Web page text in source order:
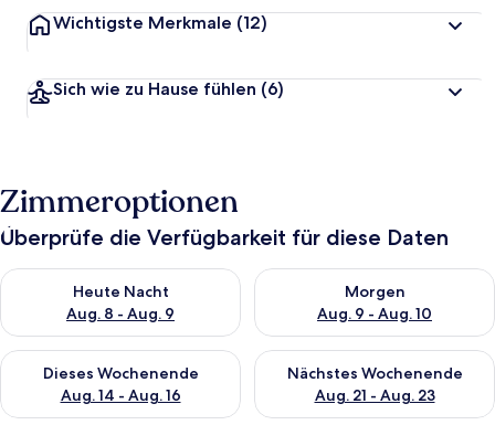
Wichtigste Merkmale (12)
Sich wie zu Hause fühlen (6)
Zimmeroptionen
Überprüfe die Verfügbarkeit für diese Daten
Heute Nacht
Aug. 8 - Aug. 9
Überprüfe die Verfügbarkeit für heute Nacht, Aug. 8 - Aug. 9.
Morgen
Aug. 9 - Aug. 10
Überprüfe die Verfügbarkeit
Dieses Wochenende
Aug. 14 - Aug. 16
Überprüfe die Verfügbarkeit für dieses Wochenende, Aug. 14
Nächstes Wochenende
Aug. 21 - Aug. 23
Überprüfe die Verfügbarkeit